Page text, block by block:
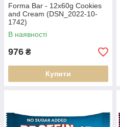
Forma Bar - 12x60g Cookies
and Cream (DSN_2022-10-
1742)
В наявності
976 ₴
Купити